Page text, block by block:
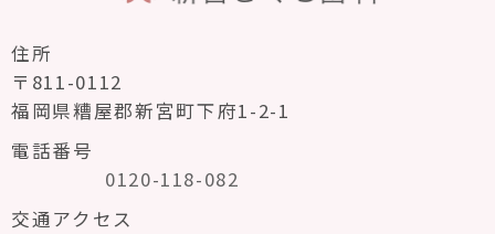
住所
〒811-0112
福岡県糟屋郡新宮町下府1-2-1
電話番号
0120-118-082
交通アクセス